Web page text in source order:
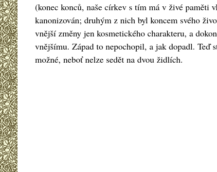
(konec konců, naše církev s tím má v živé paměti
kanonizován; druhým z nich byl koncem svého
vnější změny jen kosmetického charakteru, a
vnějšímu. Západ to nepochopil, a jak dopadl. Teď
možné, neboť nelze sedět na dvou židlích.